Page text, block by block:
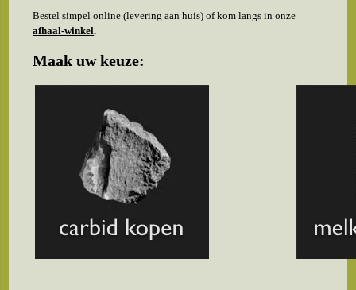
Bestel simpel online (levering aan huis) of kom langs in onze
afhaal-winkel.
Maak uw keuze: